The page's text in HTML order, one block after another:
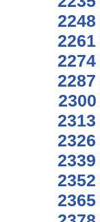
2248
2261
2274
2287
2300
2313
2326
2339
2352
2365